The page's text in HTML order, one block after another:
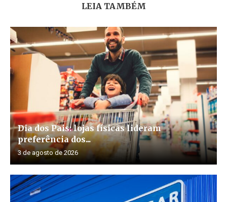
LEIA TAMBÉM
Dia dos Pais: lojas físicas lideram
preferência dos...
3 de agosto de 2026